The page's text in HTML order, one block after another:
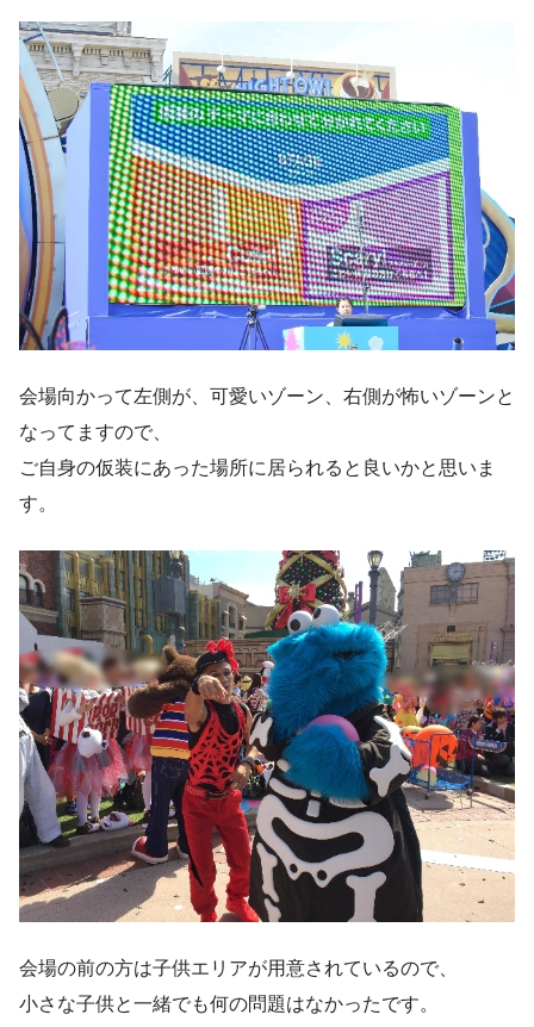
会場向かって左側が、可愛いゾーン、右側が怖いゾーンと
なってますので、
ご自身の仮装にあった場所に居られると良いかと思いま
す。
会場の前の方は子供エリアが用意されているので、
小さな子供と一緒でも何の問題はなかったです。